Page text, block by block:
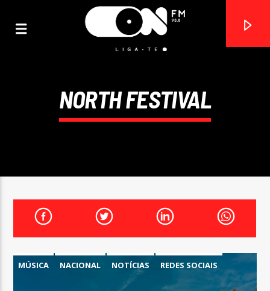
ON FM
LIGA-TE
NORTH FESTIVAL
MÚSICA NACIONAL NOTÍCIAS REDES SOCIAIS